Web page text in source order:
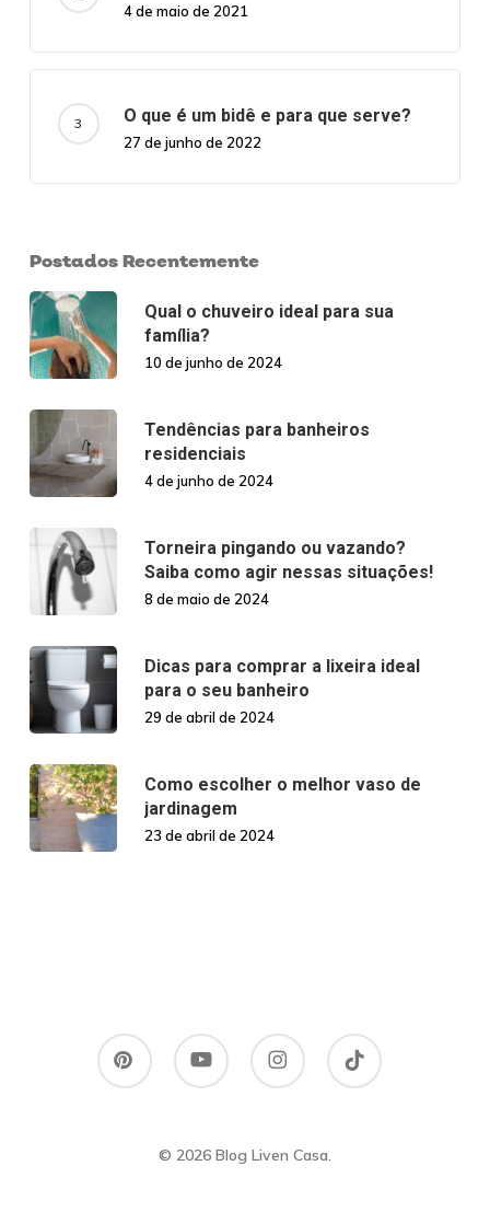
4 de maio de 2021
O que é um bidê e para que serve?
27 de junho de 2022
Postados Recentemente
Qual o chuveiro ideal para sua
família?
10 de junho de 2024
Tendências para banheiros
residenciais
4 de junho de 2024
Torneira pingando ou vazando?
Saiba como agir nessas situações!
8 de maio de 2024
Dicas para comprar a lixeira ideal
para o seu banheiro
29 de abril de 2024
Como escolher o melhor vaso de
jardinagem
23 de abril de 2024
pinterest youtube instagram tiktok
© 2026 Blog Liven Casa.